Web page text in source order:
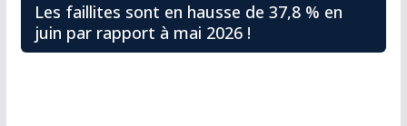
Les faillites sont en hausse de 37,8 % en
juin par rapport à mai 2026 !